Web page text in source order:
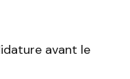
avant le